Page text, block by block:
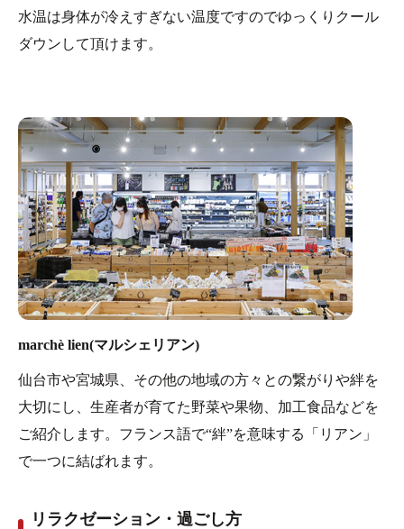
水温は身体が冷えすぎない温度ですのでゆっくりクール
ダウンして頂けます。
marchè lien(マルシェリアン)
仙台市や宮城県、その他の地域の方々との繋がりや絆を
大切にし、生産者が育てた野菜や果物、加工食品などを
ご紹介します。フランス語で“絆”を意味する「リアン」
で一つに結ばれます。
リラクゼーション・過ごし方